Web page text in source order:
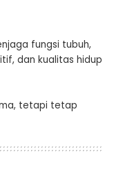
fungsi tubuh,
dan kualitas hidup
tetapi tetap